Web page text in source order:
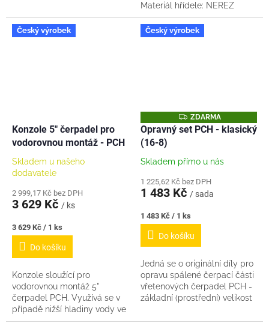
nálisků jak tomu bylo u
starších hřídelí. Materiál...
Materiál hřídele: NEREZ
Délka: 148mm
Český výrobek
Konzole 5" čerpadel pro
vodorovnou montáž - PCH
Skladem u našeho
dodavatele
2 999,17 Kč bez DPH
3 629 Kč / ks
Měrná
cena:
3 629 Kč / 1 ks
Do košíku
Konzole sloužící pro
vodorovnou montáž 5"
čerpadel PCH. Využívá se v
případě nižší hladiny vody ve
studni. Čerpadlo je nutné
Český výrobek
Z
D
A
A
ZDARMA
Opravný set PCH - klasický
(16-8)
Skladem přímo u nás
1 225,62 Kč bez DPH
1 483 Kč / sada
Měrná
cena:
1 483 Kč / 1 ks
Do košíku
Jedná se o originální díly pro
opravu spálené čerpací části
vřetenových čerpadel PCH -
základní (prostřední) velikost
od nás obsahuje: 1x...